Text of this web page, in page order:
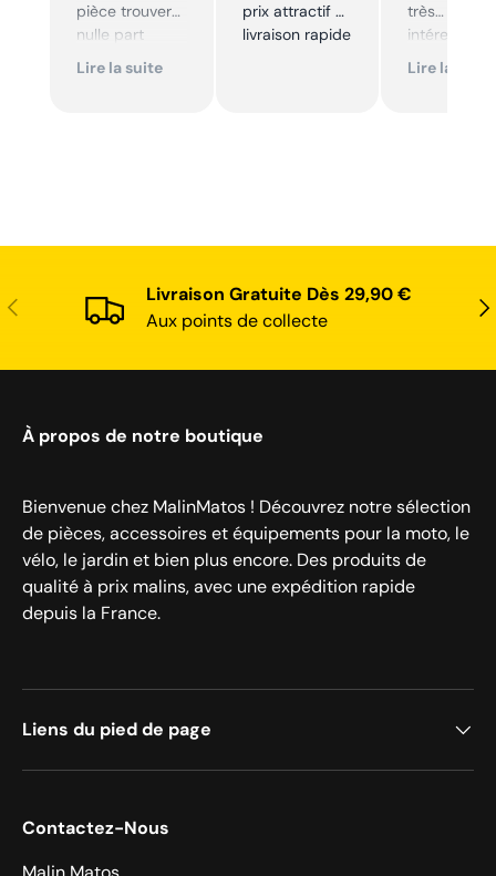
pièce trouver
nulle part
ailleurs et
Lire la suite
prix attractif et
livraison rapide
très
Excellent
Lire la suite
Précédent
Livraison Gratuite Dès 29,90 €
Aux points de collecte
À propos de notre boutique
Bienvenue chez MalinMatos ! Découvrez notre sélection
de pièces, accessoires et équipements pour la moto, le
vélo, le jardin et bien plus encore. Des produits de
qualité à prix malins, avec une expédition rapide
depuis la France.
Liens du pied de page
Contactez-Nous